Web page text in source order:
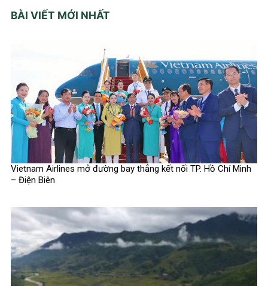
BÀI VIẾT MỚI NHẤT
Vietnam Airlines mở đường bay thẳng kết nối TP. Hồ Chí Minh
– Điện Biên